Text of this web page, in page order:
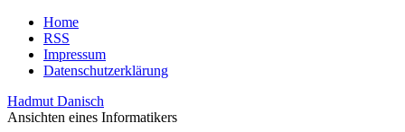
Home
RSS
Impressum
Datenschutzerklärung
Hadmut Danisch
Ansichten eines Informatikers